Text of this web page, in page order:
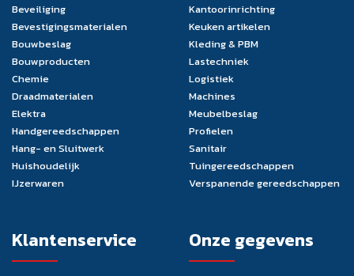
Beveiliging
Bevestigingsmaterialen
Bouwbeslag
Bouwproducten
Chemie
Draadmaterialen
Elektra
Handgereedschappen
Hang- en Sluitwerk
Huishoudelijk
IJzerwaren
Kantoorinrichting
Keuken artikelen
Kleding & PBM
Lastechniek
Logistiek
Machines
Meubelbeslag
Profielen
Sanitair
Tuingereedschappen
Verspanende gereedschappen
Klantenservice Onze gegevens